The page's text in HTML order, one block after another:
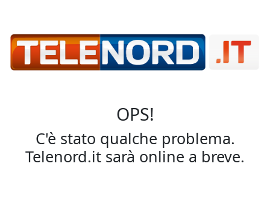
OPS!
C'è stato qualche problema.
Telenord.it sarà online a breve.